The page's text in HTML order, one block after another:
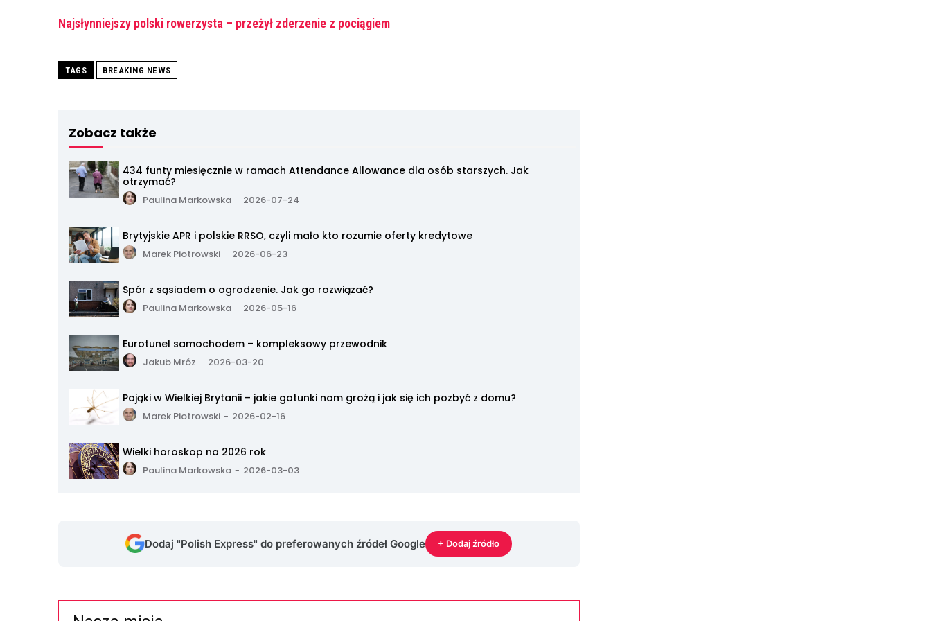
Najsłynniejszy polski rowerzysta – przeżył zderzenie z pociągiem
TAGS BREAKING NEWS
Zobacz także
434 funty miesięcznie w ramach Attendance Allowance dla osób starszych. Jak
otrzymać?
Paulina Markowska - 2026-07-24
Brytyjskie APR i polskie RRSO, czyli mało kto rozumie oferty kredytowe
Marek Piotrowski - 2026-06-23
Spór z sąsiadem o ogrodzenie. Jak go rozwiązać?
Paulina Markowska - 2026-05-16
Eurotunel samochodem – kompleksowy przewodnik
Jakub Mróz - 2026-03-20
Pająki w Wielkiej Brytanii – jakie gatunki nam grożą i jak się ich pozbyć z domu?
Marek Piotrowski - 2026-02-16
Wielki horoskop na 2026 rok
Paulina Markowska - 2026-03-03
Dodaj "Polish Express" do preferowanych źródeł Google + Dodaj źródło